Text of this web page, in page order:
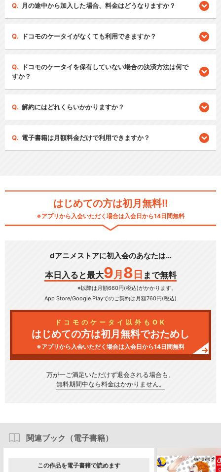
月の途中から加入した場合、料金はどうなりますか？
ドコモのケータイがなくても利用できますか？
ドコモのケータイを保有していない場合の決済方法は何で
すか？
解約にはどれくらいかかりますか？
電子書籍は月額料金だけで利用できますか？
はじめての方は初月無料!!
※アプリから入会いただく場合は入会日から14日間無料
dアニメストアに初入会のあなたは…
本日入ると最大9 月 8 日 まで無料
※以降は月額660円(税込)がかかります。
App Store/Google Playでのご契約は月額760円(税込)
ドコモのケータイ以外もOK
はじめての方は初月無料でおためし
※アプリから入会いただく場合は入会日から14日間無料
万が一ご満足いただけず退会される場合も、
無料期間中なら料金はかかりません。
関連ブック（電子書籍）
この作品を電子書籍で読めます